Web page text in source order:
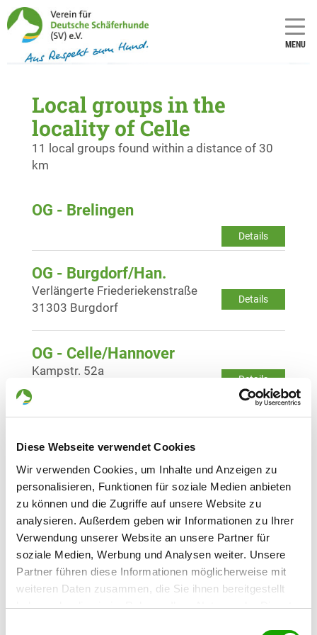
Diese Webseite verwendet Cookies
Wir verwenden Cookies, um Inhalte und Anzeigen zu
personalisieren, Funktionen für soziale Medien anbieten
zu können und die Zugriffe auf unsere Website zu
analysieren. Außerdem geben wir Informationen zu Ihrer
Verwendung unserer Website an unsere Partner für
soziale Medien, Werbung und Analysen weiter. Unsere
Partner führen diese Informationen möglicherweise mit
weiteren Daten zusammen, die Sie ihnen bereitgestellt
haben oder die sie im Rahmen Ihrer Nutzung der Dienste
MENU
Local groups in the
locality of Celle
11 local groups found within a distance of 30
km
OG - Brelingen
Details
OG - Burgdorf/Han.
Details
Verlängerte Friederiekenstraße
31303 Burgdorf
OG - Celle/Hannover
Details
Kampstr. 52a
B188, Kilometer 10
38539 Ettenbüttel
OG - Hambühren e.V.
Details
Am Ortsdresch 100
29313 Hambühren OT Oldau
OG - Langenhagen/Hann.
Bothfelder Strasse (Höhe